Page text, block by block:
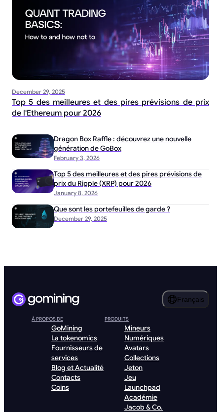
December 29, 2025
Top 5 des meilleures et des pires prévisions de prix
de l'Ethereum pour 2026
February 3, 2026
Dragon Box Raffle : découvrez une nouvelle
génération de GoBox
January 8, 2026
Top 5 des meilleures et des pires prévisions de
prix du Ripple (XRP) pour 2026
December 29, 2025
Que sont les portefeuilles de garde ?
Français
À PROPOS DE
GoMining
La tokenomics
Fournisseurs de
services
Blog et Actualité
Contacts
Coins
PRODUITS
Mineurs
Numériques
Avatars
Collections
Jeton
Jeu
Launchpad
Académie
Jacob & Co.